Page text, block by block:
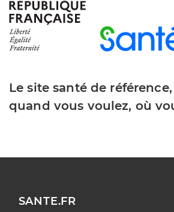
Le site santé de
quand vous voulez, où
SANTE.FR